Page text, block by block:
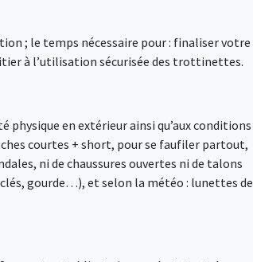
; le temps nécessaire pour : finaliser votre
à l’utilisation sécurisée des trottinettes.
en extérieur ainsi qu’aux conditions
courtes + short, pour se faufiler partout,
ni de chaussures ouvertes ni de talons
gourde…), et selon la météo : lunettes de